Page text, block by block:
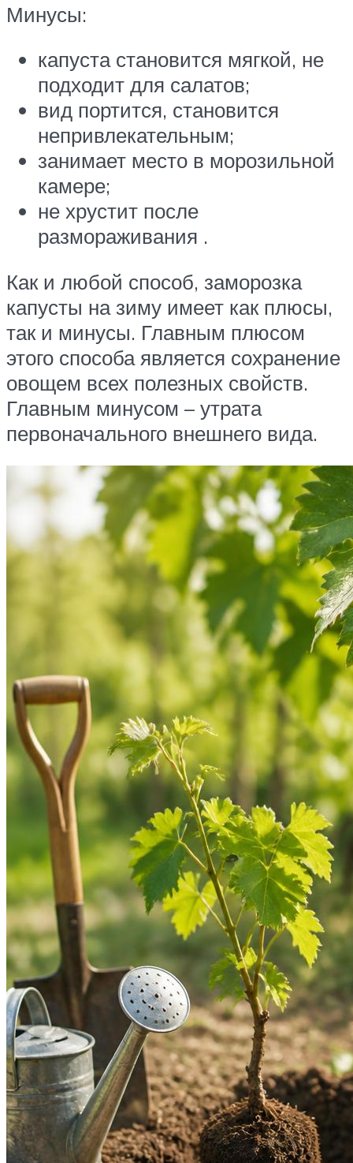
Минусы:
капуста становится мягкой, не
подходит для салатов;
вид портится, становится
непривлекательным;
занимает место в морозильной
камере;
не хрустит после
размораживания .
Как и любой способ, заморозка
капусты на зиму имеет как плюсы,
так и минусы. Главным плюсом
этого способа является сохранение
овощем всех полезных свойств.
Главным минусом – утрата
первоначального внешнего вида.